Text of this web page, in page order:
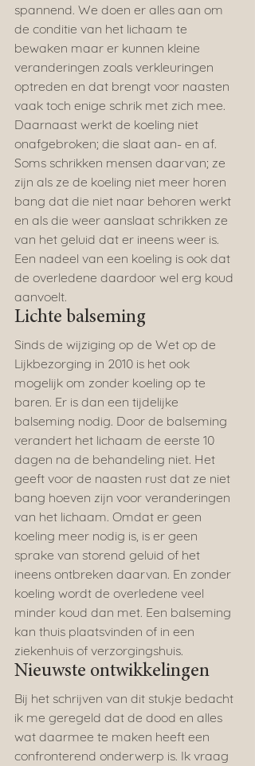
spannend. We doen er alles aan om
de conditie van het lichaam te
bewaken maar er kunnen kleine
veranderingen zoals verkleuringen
optreden en dat brengt voor naasten
vaak toch enige schrik met zich mee.
Daarnaast werkt de koeling niet
onafgebroken; die slaat aan- en af.
Soms schrikken mensen daarvan; ze
zijn als ze de koeling niet meer horen
bang dat die niet naar behoren werkt
en als die weer aanslaat schrikken ze
van het geluid dat er ineens weer is.
Een nadeel van een koeling is ook dat
de overledene daardoor wel erg koud
aanvoelt.
Lichte balseming
Sinds de wijziging op de Wet op de
Lijkbezorging in 2010 is het ook
mogelijk om zonder koeling op te
baren. Er is dan een tijdelijke
balseming nodig. Door de balseming
verandert het lichaam de eerste 10
dagen na de behandeling niet. Het
geeft voor de naasten rust dat ze niet
bang hoeven zijn voor veranderingen
van het lichaam. Omdat er geen
koeling meer nodig is, is er geen
sprake van storend geluid of het
ineens ontbreken daarvan. En zonder
koeling wordt de overledene veel
minder koud dan met. Een balseming
kan thuis plaatsvinden of in een
ziekenhuis of verzorgingshuis.
Nieuwste ontwikkelingen
Bij het schrijven van dit stukje bedacht
ik me geregeld dat de dood en alles
wat daarmee te maken heeft een
confronterend onderwerp is. Ik vraag